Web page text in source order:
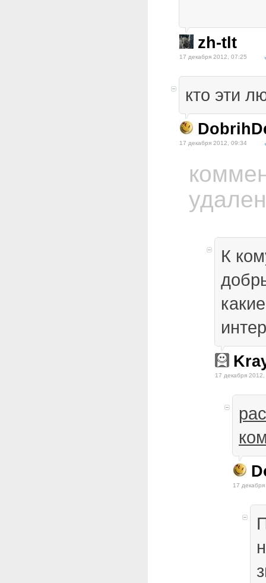
zh-tlt
17 декабря 2012, 07:25
кто эти
17 декабря 2012, 09:34
удален
К
17 декабря
17